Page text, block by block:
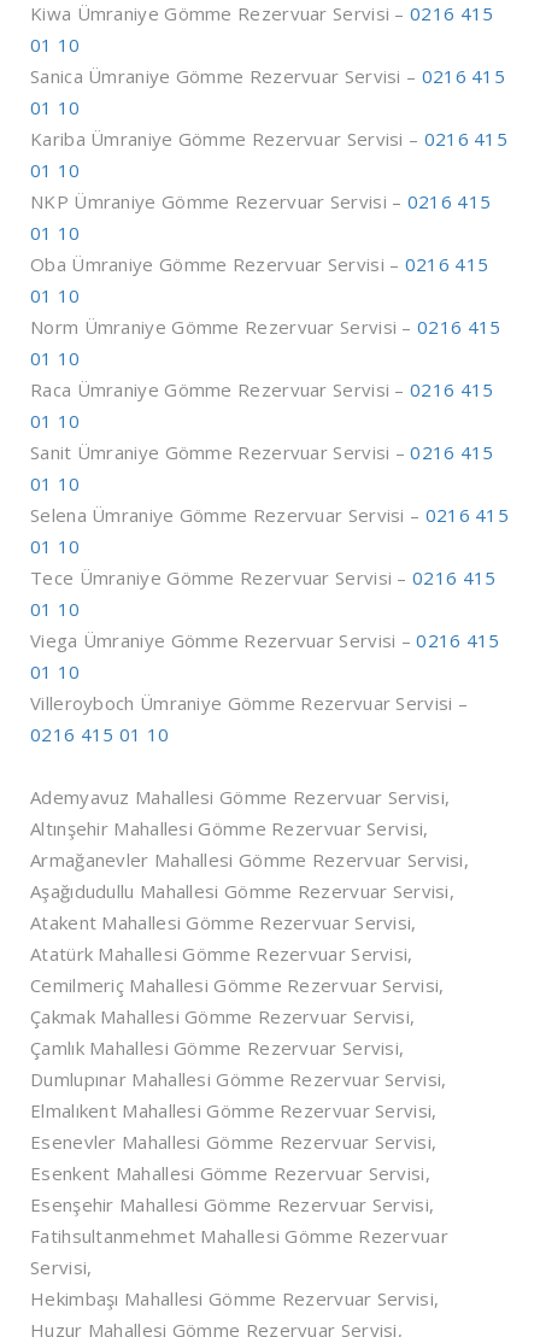
Kiwa Ümraniye Gömme Rezervuar Servisi – 0216 415
01 10
Sanica Ümraniye Gömme Rezervuar Servisi – 0216 415
01 10
Kariba Ümraniye Gömme Rezervuar Servisi – 0216 415
01 10
NKP Ümraniye Gömme Rezervuar Servisi – 0216 415
01 10
Oba Ümraniye Gömme Rezervuar Servisi – 0216 415
01 10
Norm Ümraniye Gömme Rezervuar Servisi – 0216 415
01 10
Raca Ümraniye Gömme Rezervuar Servisi – 0216 415
01 10
Sanit Ümraniye Gömme Rezervuar Servisi –0216 415
01 10
Selena Ümraniye Gömme Rezervuar Servisi – 0216 415
01 10
Tece Ümraniye Gömme Rezervuar Servisi – 0216 415
01 10
Viega Ümraniye Gömme Rezervuar Servisi –0216 415
01 10
Villeroyboch Ümraniye Gömme Rezervuar Servisi –
0216 415 01 10
Ademyavuz Mahallesi Gömme Rezervuar Servisi,
Altınşehir Mahallesi Gömme Rezervuar Servisi,
Armağanevler Mahallesi Gömme Rezervuar Servisi,
Aşağıdudullu Mahallesi Gömme Rezervuar Servisi,
Atakent Mahallesi Gömme Rezervuar Servisi,
Atatürk Mahallesi Gömme Rezervuar Servisi,
Cemilmeriç Mahallesi Gömme Rezervuar Servisi,
Çakmak Mahallesi Gömme Rezervuar Servisi,
Çamlık Mahallesi Gömme Rezervuar Servisi,
Dumlupınar Mahallesi Gömme Rezervuar Servisi,
Elmalıkent Mahallesi Gömme Rezervuar Servisi,
Esenevler Mahallesi Gömme Rezervuar Servisi,
Esenkent Mahallesi Gömme Rezervuar Servisi,
Esenşehir Mahallesi Gömme Rezervuar Servisi,
Fatihsultanmehmet Mahallesi Gömme Rezervuar
Servisi,
Hekimbaşı Mahallesi Gömme Rezervuar Servisi,
Huzur Mahallesi Gömme Rezervuar Servisi,